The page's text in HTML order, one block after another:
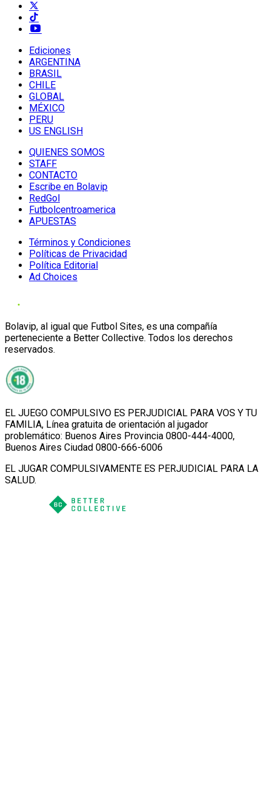
Ediciones
ARGENTINA
BRASIL
CHILE
GLOBAL
MÉXICO
PERU
US ENGLISH
QUIENES SOMOS
STAFF
CONTACTO
Escribe en Bolavip
RedGol
Futbolcentroamerica
APUESTAS
Términos y Condiciones
Políticas de Privacidad
Política Editorial
Ad Choices
Bolavip, al igual que Futbol Sites, es una compañía
perteneciente a Better Collective. Todos los derechos
reservados.
EL JUEGO COMPULSIVO ES PERJUDICIAL PARA VOS Y TU
FAMILIA, Línea gratuita de orientación al jugador
problemático: Buenos Aires Provincia 0800-444-4000,
Buenos Aires Ciudad 0800-666-6006
EL JUGAR COMPULSIVAMENTE ES PERJUDICIAL PARA LA
SALUD.